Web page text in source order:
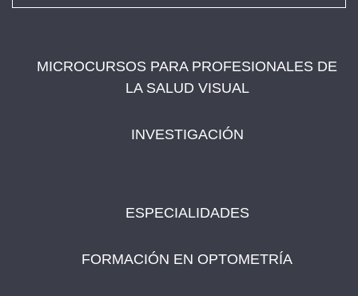
MICROCURSOS PARA PROFESIONALES DE
LA SALUD VISUAL
INVESTIGACIÓN
ESPECIALIDADES
FORMACIÓN EN OPTOMETRÍA